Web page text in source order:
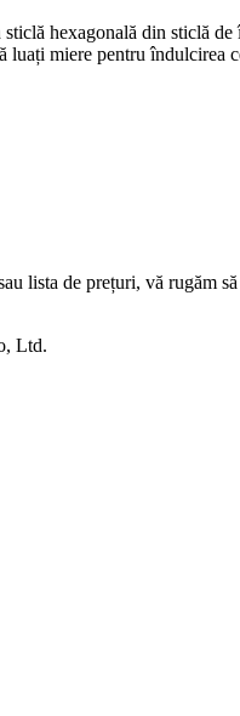
hexagonală din sticlă
luați miere pentru îndulcirea
lista de prețuri, vă rugăm
Ltd.